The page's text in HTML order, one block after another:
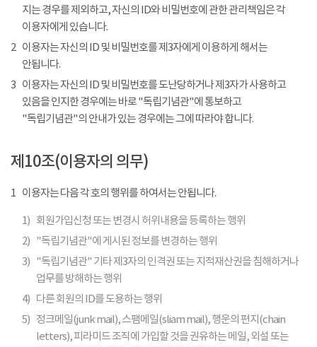
지는 경우를 제외하고, 자신의 ID와 비밀번호에 관한 관리책임은 각
이용자에게 있습니다.
2 이용자는 자신의 ID 및 비밀번호를 제3자에게 이용하게 해서는
안됩니다.
3 이용자는 자신의 ID 및 비밀번호를 도난당하거나 제3자가 사용하고
있음을 인지한 경우에는 바로 "독립기념관"에 통보하고
"독립기념관"의 안내가 있는 경우에는 그에 따라야 합니다.
제10조(이용자의 의무)
1 이용자는 다음 각 호의 행위를 하여서는 안됩니다.
1) 회원가입신청 또는 변경시 허위내용을 등록하는 행위
2) "독립기념관"에 게시된 정보를 변경하는 행위
3) "독립기념관" 기타 제3자의 인격권 또는 지적재산권을 침해하거나
업무를 방해하는 행위
4) 다른 회원의 ID를 도용하는 행위
5) 정크메일(junk mail), 스팸메일(sliam mail), 행운의 편지(chain
letters), 피라미드 조직에 가입할 것을 권유하는 메일, 외설 또는